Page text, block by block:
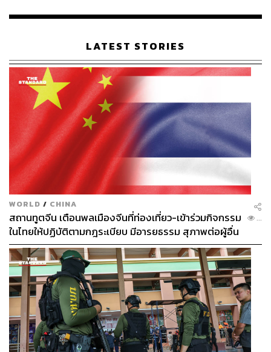
เรือนไทยที่ถูกซุกไว้
LATEST STORIES
WORLD / CHINA
สถานทูตจีน เตือนพลเมืองจีนที่ท่องเที่ยว-เข้าร่วมกิจกรรม
ในไทยให้ปฏิบัติตามกฎระเบียบ มีอารยธรรม สุภาพต่อผู้อื่น
...